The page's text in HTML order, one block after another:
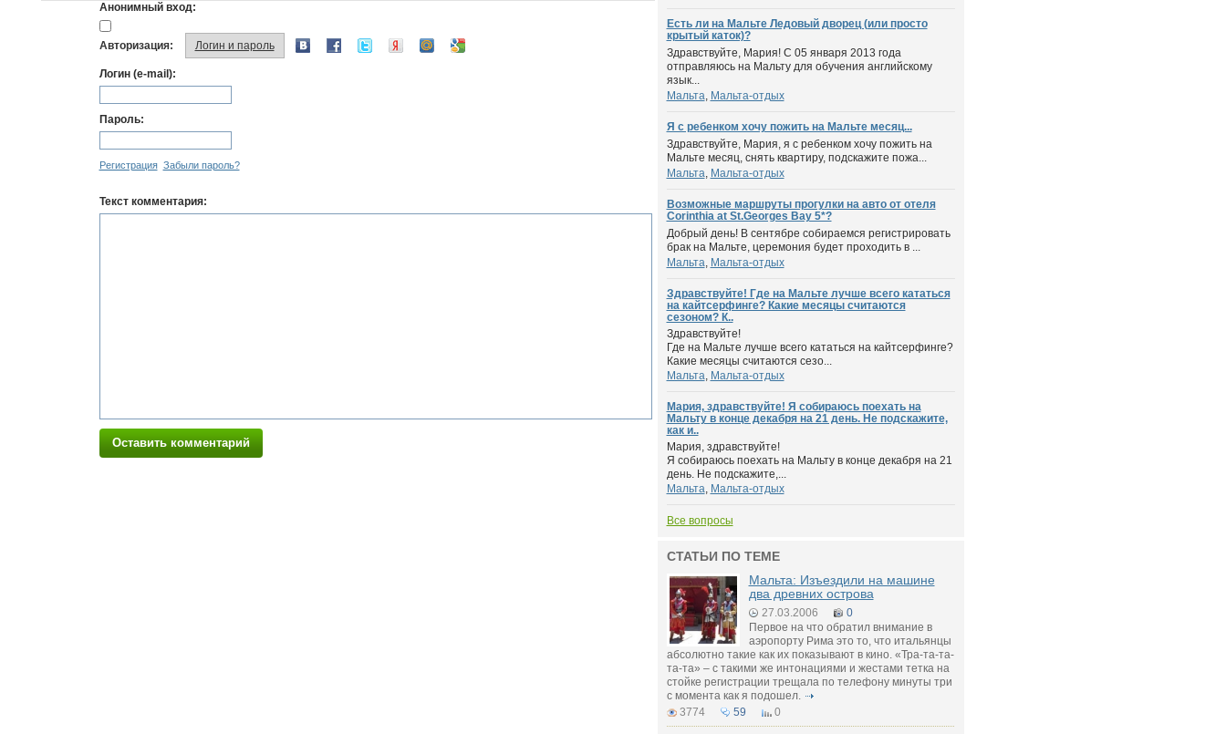
Анонимный вход:
Авторизация: Логин и пароль
Логин (e-mail):
Пароль:
Регистрация Забыли пароль?
Текст комментария:
Оставить комментарий
Есть ли на Мальте Ледовый дворец (или просто
крытый каток)?
Здравствуйте, Мария! С 05 января 2013 года
отправляюсь на Мальту для обучения английскому
язык...
Мальта, Мальта-отдых
Я с ребенком хочу пожить на Мальте месяц...
Здравствуйте, Мария, я с ребенком хочу пожить на
Мальте месяц, снять квартиру, подскажите пожа...
Мальта, Мальта-отдых
Возможные маршруты прогулки на авто от отеля
Corinthia at St.Georges Bay 5*?
Добрый день! В сентябре собираемся регистрировать
брак на Мальте, церемония будет проходить в ...
Мальта, Мальта-отдых
Здравствуйте! Где на Мальте лучше всего кататься
на кайтсерфинге? Какие месяцы считаются
сезоном? К..
Здравствуйте!
Где на Мальте лучше всего кататься на кайтсерфинге?
Какие месяцы считаются сезо...
Мальта, Мальта-отдых
Мария, здравствуйте! Я собираюсь поехать на
Мальту в конце декабря на 21 день. Не подскажите,
как и..
Мария, здравствуйте!
Я собираюсь поехать на Мальту в конце декабря на 21
день. Не подскажите,...
Мальта, Мальта-отдых
Все вопросы
СТАТЬИ ПО ТЕМЕ
Мальта: Изъездили на машине
два древних острова
27.03.2006
0
Первое на что обратил внимание в
аэропорту Рима это то, что итальянцы
абсолютно такие как их показывают в кино. «Тра-та-та-
та-та» – с такими же интонациями и жестами тетка на
стойке регистрации трещала по телефону минуты три
с момента как я подошел.
3774
59 0